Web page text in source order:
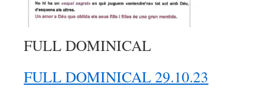
FULL DOMINICAL
FULL DOMINICAL 29.10.23